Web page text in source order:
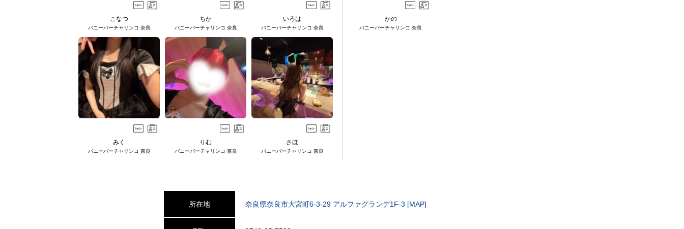
こなつ
バニーバーチャリンコ 奈良
ちか
バニーバーチャリンコ 奈良
いろは
バニーバーチャリンコ 奈良
みく
バニーバーチャリンコ 奈良
りむ
バニーバーチャリンコ 奈良
さほ
バニーバーチャリンコ 奈良
かの
バニーバーチャリンコ 奈良
所在地 奈良県奈良市大宮町6-3-29 アルファグランデ1F-3 [MAP]